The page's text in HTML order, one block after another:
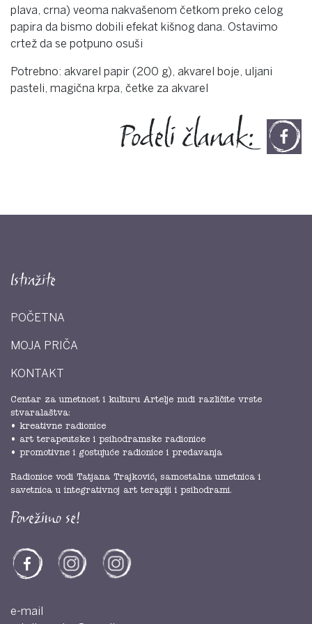
plava, crna) veoma nakvašenom četkom preko celog
papira da bismo dobili efekat kišnog dana. Ostavimo
crtež da se potpuno osuši
Potrebno: akvarel papir (200 g), akvarel boje, uljani
pasteli, magična krpa, četke za akvarel
Podeli članak:
Istražite
POČETNA
MOJA PRIČA
KONTAKT
Centar za umetnost i kulturu Artelje nudi različite vrste
stvaralaštva:
• kreativne radionice
• art terapeutske i psihodramske radionice
• promotivne i gostujuće radionice i predavanja
Radionice vodi Tatjana Trajković, samostalna umetnica i
savetnica u integrativnoj art terapiji i psihodrami.
Povežimo se!
e-mail